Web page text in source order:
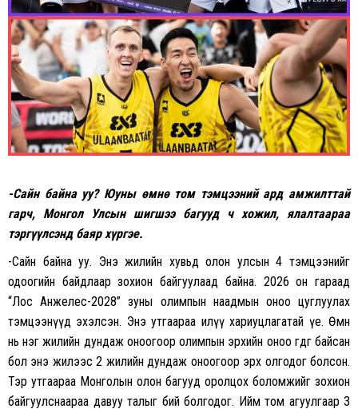
-Сайн байна уу? Юуны өмнө том тэмцээний ард амжилттай
гарч, Монгол Улсын шигшээ багууд ч хожил, ялалтаараа
тэргүүлсэнд баяр хүргэе.
-Сайн байна уу. Энэ жилийн хувьд олон улсын 4 тэмцээнийг
одоогийн байдлаар зохион байгуулаад байна. 2026 он гараад
“Лос Анжелес-2028” зуны олимпын наадмын оноо цуглуулах
тэмцээнүүд эхэлсэн. Энэ утгаараа илүү хариуцлагатай үе. Өмнө
нь нэг жилийн дундаж оноогоор олимпын эрхийн оноо өгдөг байсан
бол энэ жилээс 2 жилийн дундаж оноогоор эрх олгодог болсон.
Тэр утгаараа Монголын олон багууд оролцох боломжийг зохион
байгуулснаараа давуу талыг бий болгодог. Ийм том агуулгаар 3